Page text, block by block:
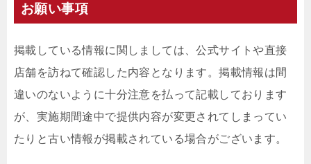
お願い事項
掲載している情報に関しましては、公式サイトや直接
店舗を訪ねて確認した内容となります。掲載情報は間
違いのないように十分注意を払って記載しております
が、実施期間途中で提供内容が変更されてしまってい
たりと古い情報が掲載されている場合がございます。